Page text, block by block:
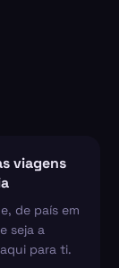
viagens
de país em
seja a
para ti.